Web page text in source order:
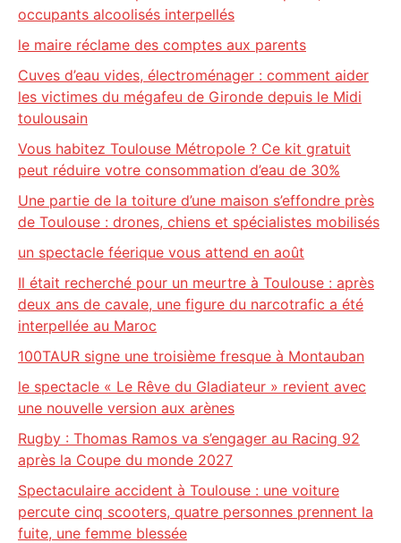
occupants alcoolisés interpellés
le maire réclame des comptes aux parents
Cuves d’eau vides, électroménager : comment aider
les victimes du mégafeu de Gironde depuis le Midi
toulousain
Vous habitez Toulouse Métropole ? Ce kit gratuit
peut réduire votre consommation d’eau de 30%
Une partie de la toiture d’une maison s’effondre près
de Toulouse : drones, chiens et spécialistes mobilisés
un spectacle féerique vous attend en août
Il était recherché pour un meurtre à Toulouse : après
deux ans de cavale, une figure du narcotrafic a été
interpellée au Maroc
100TAUR signe une troisième fresque à Montauban
le spectacle « Le Rêve du Gladiateur » revient avec
une nouvelle version aux arènes
Rugby : Thomas Ramos va s’engager au Racing 92
après la Coupe du monde 2027
Spectaculaire accident à Toulouse : une voiture
percute cinq scooters, quatre personnes prennent la
fuite, une femme blessée